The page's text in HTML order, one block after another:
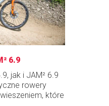
6.9
jak i JAM² 6.9
rowery
które